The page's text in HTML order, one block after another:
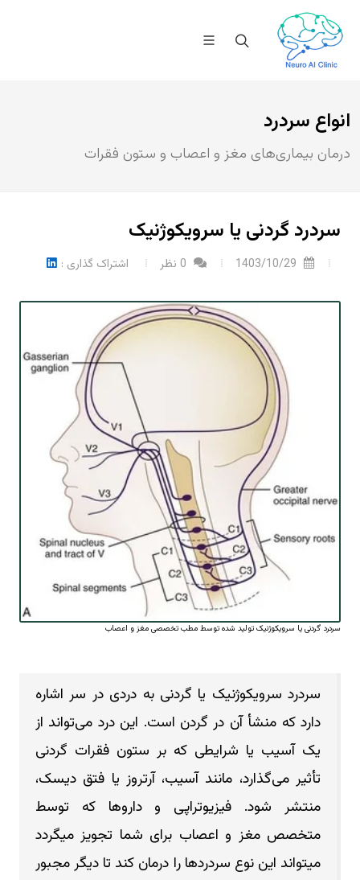
انواع سردرد
درمان بیماری‌های مغز و اعصاب و ستون فقرات
سردرد گردنی یا سرویکوژنیک
اشتراک گذاری :
سردرد گردنی یا سرویکوژنیک تولید شده توسط مطب تخصصی مغز و اعصاب
سردرد سرویکوژنیک یا گردنی به دردی در سر اشاره
دارد که منشأ آن در گردن است. این درد می‌تواند از
یک آسیب یا شرایطی که بر ستون فقرات گردنی
تأثیر می‌گذارد، مانند آسیب، آرتروز یا فتق دیسک،
منتشر شود. فیزیوتراپی و داروها که توسط
متخصص مغز و اعصاب برای شما تجویز میگردد
میتواند این نوع سردردها را درمان کند تا دیگر مجبور